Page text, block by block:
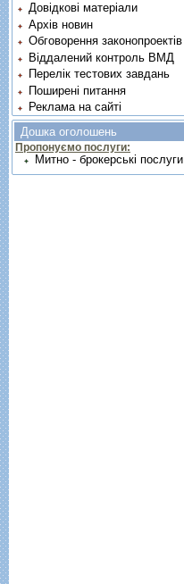
Довідкові матеріали
Архів новин
Обговорення законопроектів
Віддалений контроль ВМД
Перелік тестових завдань
Поширені питання
Реклама на сайті
Дошка оголошень
Пропонуємо послуги:
Митно - брокерські послуги